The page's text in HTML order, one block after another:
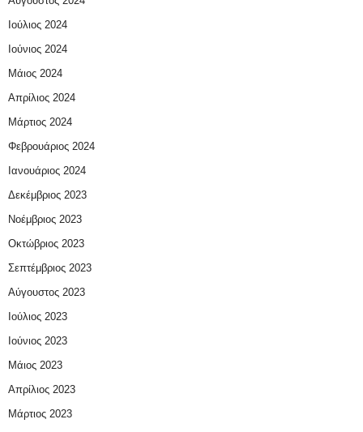
Ιούλιος 2024
Ιούνιος 2024
Μάιος 2024
Απρίλιος 2024
Μάρτιος 2024
Φεβρουάριος 2024
Ιανουάριος 2024
Δεκέμβριος 2023
Νοέμβριος 2023
Οκτώβριος 2023
Σεπτέμβριος 2023
Αύγουστος 2023
Ιούλιος 2023
Ιούνιος 2023
Μάιος 2023
Απρίλιος 2023
Μάρτιος 2023